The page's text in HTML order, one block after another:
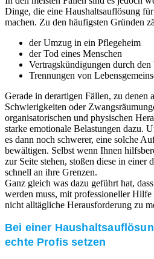
Dinge, die eine Haushaltsauflösung
machen. Zu den häufigsten Gründen
der Umzug in ein Pflegeheim
der Tod eines Menschen
Vertragskündigungen durch den
Trennungen von
Gerade in derartigen Fällen, zu denen
Schwierigkeiten oder
organisatorischen und physischen
starke emotionale Belastungen dazu.
es dann noch schwerer, eine solche
bewältigen. Selbst wenn Ihnen
zur Seite stehen, stoßen diese in einer
schnell an ihre Grenzen.
Ganz gleich was dazu geführt hat,
werden muss, mit professioneller Hilfe
nicht alltägliche Herausforderung zu
Bei einer
echte Profis setzen